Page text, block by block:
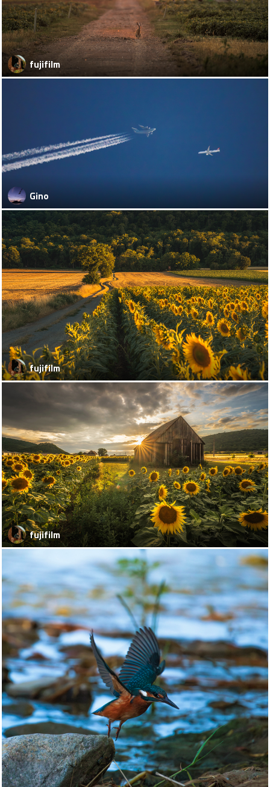
fujifilm
Gino
fujifilm
fujifilm